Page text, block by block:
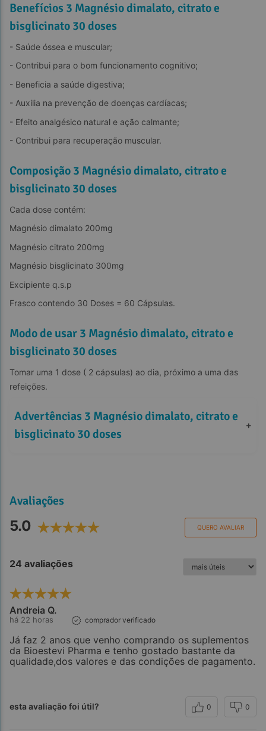
Benefícios 3 Magnésio dimalato, citrato e
bisglicinato 30 doses
- Saúde óssea e muscular;
- Contribui para o bom funcionamento cognitivo;
- Beneficia a saúde digestiva;
- Auxilia na prevenção de doenças cardíacas;
- Efeito analgésico natural e ação calmante;
- Contribui para recuperação muscular.
Composição 3 Magnésio dimalato, citrato e
bisglicinato 30 doses
Cada dose contém:
Magnésio dimalato 200mg
Magnésio citrato 200mg
Magnésio bisglicinato 300mg
Excipiente q.s.p
Frasco contendo 30 Doses = 60 Cápsulas.
Modo de usar 3 Magnésio dimalato, citrato e
bisglicinato 30 doses
Tomar uma 1 dose ( 2 cápsulas) ao dia, próximo a uma das
refeições.
Advertências 3 Magnésio dimalato, citrato e
bisglicinato 30 doses
+
Avaliações
5.0 QUERO AVALIAR
24 avaliações
Andreia Q.
há 22 horas comprador verificado
Já faz 2 anos que venho comprando os suplementos
da Bioestevi Pharma e tenho gostado bastante da
qualidade,dos valores e das condições de pagamento.
esta avaliação foi útil? 0 0